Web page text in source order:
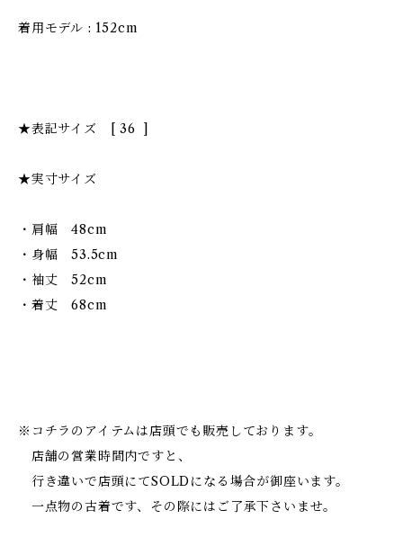
着用モデル : 152cm
★表記サイズ [ 36 ]
★実寸サイズ
・肩幅 48cm
・身幅 53.5cm
・袖丈 52cm
・着丈 68cm
※コチラのアイテムは店頭でも販売しております。
店舗の営業時間内ですと、
行き違いで店頭にてSOLDになる場合が御座います。
一点物の古着です、その際にはご了承下さいませ。